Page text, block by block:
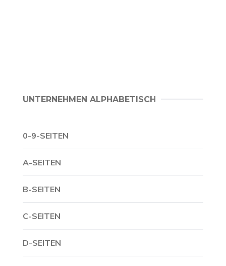
UNTERNEHMEN ALPHABETISCH
0-9-SEITEN
A-SEITEN
B-SEITEN
C-SEITEN
D-SEITEN